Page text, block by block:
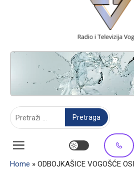
RADIO
Home » ODBOJKAŠICE VOGOŠĆE